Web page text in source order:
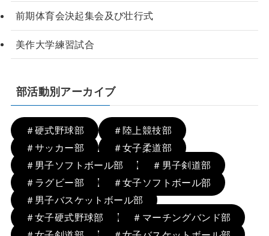
前期体育会決起集会及び壮行式
美作大学練習試合
部活動別アーカイブ
＃硬式野球部
＃陸上競技部
＃サッカー部
＃女子柔道部
＃男子ソフトボール部
＃男子剣道部
＃ラグビー部
＃女子ソフトボール部
＃男子バスケットボール部
＃女子硬式野球部
＃マーチングバンド部